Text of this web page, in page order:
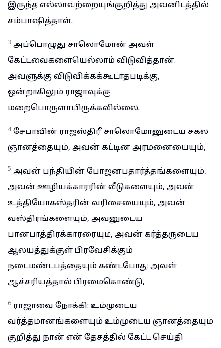
இருந்த எல்லாவற்றையுங்குறித்து அவனிடத்தில்
சம்பாஷித்தாள்.
3 அப்பொழுது சாலொமோன் அவள்
கேட்டவைகளையெல்லாம் விடுவித்தான்.
அவளுக்கு விடுவிக்கக்கூடாதபடிக்கு,
ஒன்றாகிலும் ராஜாவுக்கு
மறைபொருளாயிருக்கவில்லை.
4 சேபாவின் ராஜஸ்திரீ சாலொமோனுடைய சகல
ஞானத்தையும், அவன் கட்டின அரமனையையும்,
5 அவன் பந்தியின் போஜனபதார்த்தங்களையும்,
அவன் ஊழியக்காரரின் வீடுகளையும், அவன்
உத்தியோகஸ்தரின் வரிசையையும், அவன்
வஸ்திரங்களையும், அவனுடைய
பானபாத்திரக்காரரையும், அவன் கர்த்தருடைய
ஆலயத்துக்குள் பிரவேசிக்கும்
நடைமண்டபத்தையும் கண்டபோது அவள்
ஆச்சரியத்தால் பிரமைகொண்டு,
6 ராஜாவை நோக்கி: உம்முடைய
வர்த்தமானங்களையும் உம்முடைய ஞானத்தையும்
குறித்து நான் என் தேசத்தில் கேட்ட செய்தி